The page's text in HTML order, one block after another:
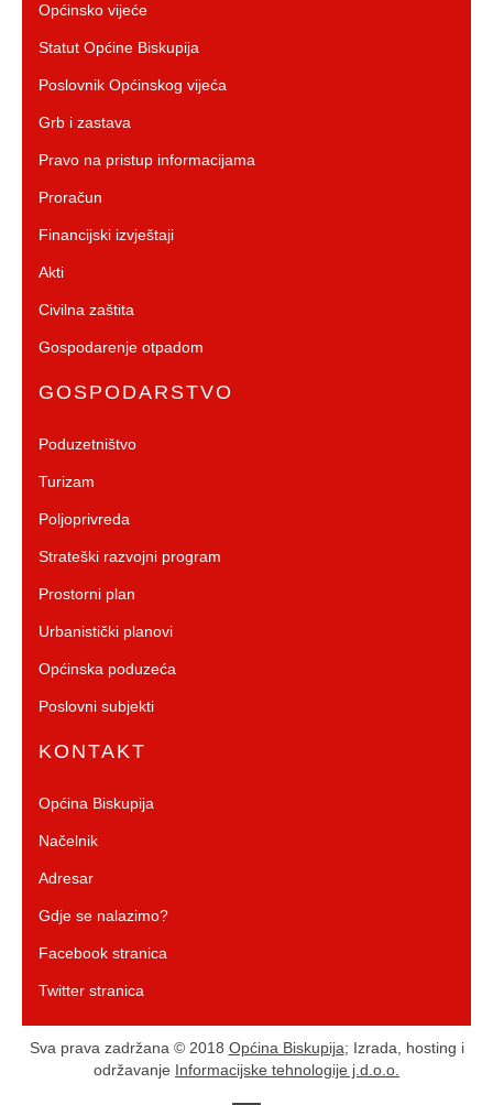
Općinsko vijeće
Statut Općine Biskupija
Poslovnik Općinskog vijeća
Grb i zastava
Pravo na pristup informacijama
Proračun
Financijski izvještaji
Akti
Civilna zaštita
Gospodarenje otpadom
GOSPODARSTVO
Poduzetništvo
Turizam
Poljoprivreda
Strateški razvojni program
Prostorni plan
Urbanistički planovi
Općinska poduzeća
Poslovni subjekti
KONTAKT
Općina Biskupija
Načelnik
Adresar
Gdje se nalazimo?
Facebook stranica
Twitter stranica
Sva prava zadržana © 2018 Općina Biskupija; Izrada, hosting i
održavanje Informacijske tehnologije j.d.o.o.